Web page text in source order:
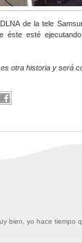
de la tele
éste esté ejecutando
otra historia y será
bien, yo hace tiempo